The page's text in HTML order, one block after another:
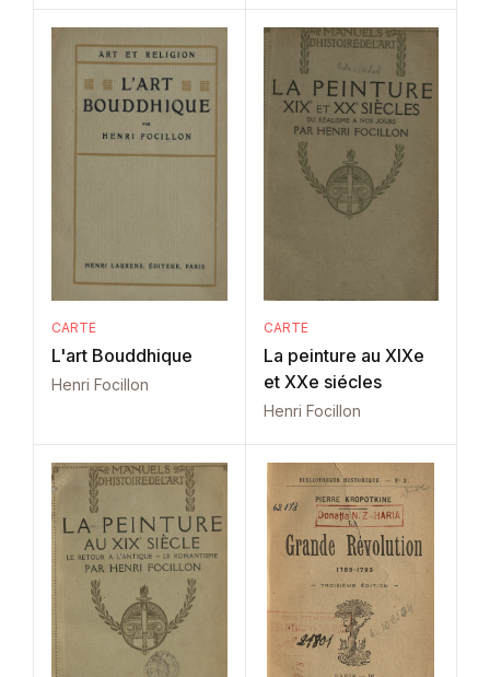
CARTE
L'art Bouddhique
Henri Focillon
CARTE
La peinture au XIXe
et XXe siécles
Henri Focillon